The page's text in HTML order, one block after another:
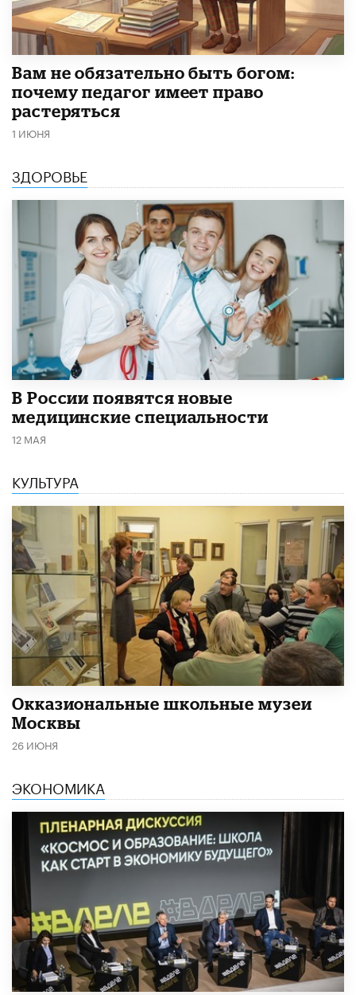
​Вам не обязательно быть богом:
почему педагог имеет право
растеряться
1 ИЮНЯ
ЗДОРОВЬЕ
В России появятся новые
медицинские специальности
12 МАЯ
КУЛЬТУРА
​Окказиональные школьные музеи
Москвы
26 ИЮНЯ
ЭКОНОМИКА